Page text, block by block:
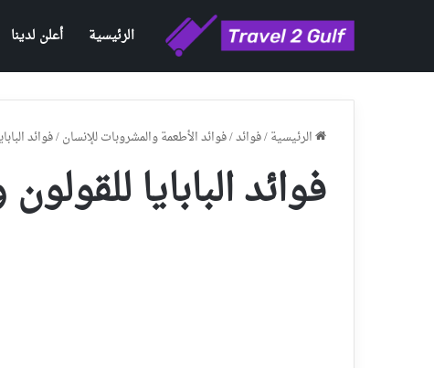
الرئيسية أعلن لدينا
الرئيسية/فوائد/فوائد الأطعمة والمشروبات للإنسان/فوائد
فوائد البابايا